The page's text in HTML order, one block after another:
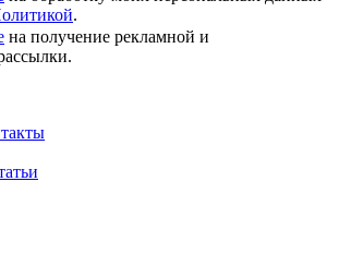
.
на получение рекламной и